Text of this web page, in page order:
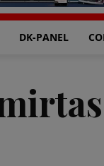
DK-PANEL